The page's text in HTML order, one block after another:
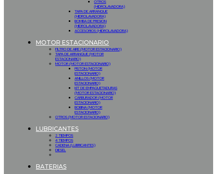
OTROS
(HIDROLAVADORA)
TAPA DE ARRANQUE
(HIDROLAVADORA)
BOMBA DE PRESION
(HIDROLAVADORA)
ACCESORIOS (HIDROLAVADORA)
MOTOR ESTACIONARIO
FILTRO DE AIRE (MOTOR ESTACIONARIO)
TAPA DE ARRANQUE (MOTOR
ESTACIONARIO)
MOTOR (MOTOR ESTACIONARIO)
PISTON (MOTOR
ESTACIONARIO)
ANILLOS (MOTOR
ESTACIONARIO)
KIT DE EMPAQUETADURAS
(MOTOR ESTACIONARIO)
CARBURADOR (MOTOR
ESTACIONARIO)
BOBINA (MOTOR
ESTACIONARIO)
OTROS (MOTOR ESTACIONARIO)
LUBRICANTES
2 TIEMPOS
4 TIEMPOS
CADENA (LUBRICANTES)
DIESEL
BATERIAS